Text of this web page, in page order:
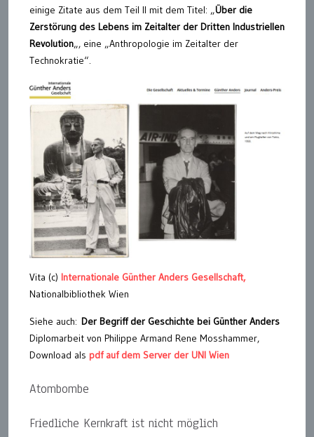
einige Zitate aus dem Teil II mit dem Titel: „Über die
Zerstörung des Lebens im Zeitalter der Dritten Industriellen
Revolution„, eine „Anthropologie im Zeitalter der
Technokratie“.
Vita (c) Internationale Günther Anders Gesellschaft,
Nationalbibliothek Wien
Siehe auch: Der Begriff der Geschichte bei Günther Anders
Diplomarbeit von Philippe Armand Rene Mosshammer,
Download als pdf auf dem Server der UNI Wien
Atombombe
Friedliche Kernkraft ist nicht möglich